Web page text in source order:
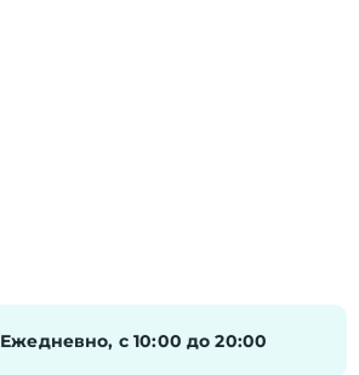
Ежедневно, с 10:00 до 20:00